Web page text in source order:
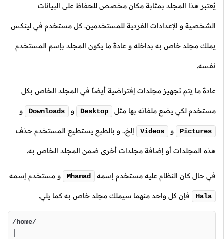
يُعتبر هذا المجلد بمثابة مكان مخصص للحفاظ على البيانات
الشخصية و الإعدادات الفردية للمستخدمين. كل مستخدم في لينكس
يملك مجلد خاص به بداخله و عادةً ما يكون المجلد بإسم المستخدم
نفسه.
عادةً ما يتم تجهيز مجلدات إفتراضية أيضاً في المجلد الخاص بكل
مستخدم لكي يضع ملفاته بها مثل Desktop و Downloads و
Pictures و Videos إلخ.. و بالطبع يستطيع المستخدم حذف
هذه المجلدات أو إضافة مجلدات أخرى ضمن المجلد الخاص به.
في حال كان النظام عليه مستخدم إسمه Mhamad و مستخدم إسمه
Hala فإن كل واحد منهما سيملك مجلد خاص به كما يلي.
/home/